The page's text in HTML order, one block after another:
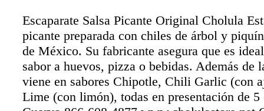
Escaparate Salsa Picante Original Cholula
picante preparada con chiles de árbol y
de México. Su fabricante asegura que es
sabor a huevos, pizza o bebidas. Además de
viene en sabores Chipotle, Chili Garlic (con
Lime (con limón), todas en presentación de 5